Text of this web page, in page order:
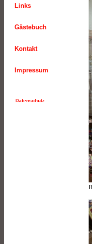
Links
Gästebuch
Kontakt
Impressum
Datenschutz